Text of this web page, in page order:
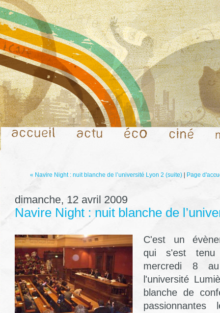
« Navire Night : nuit blanche de l’université Lyon 2 (suite) Page
dimanche, 12 avril 2009
Navire Night : nuit blanche de
C'est un
qui s'est
mercredi 8
l'université
blanche de